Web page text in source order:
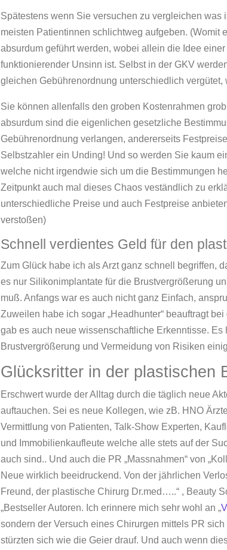
Spätestens wenn Sie versuchen zu vergleichen
meisten Patientinnen schlichtweg aufgeben. (Womit
absurdum geführt werden, wobei allein die Idee
funktionierender Unsinn ist. Selbst in der GKV
gleichen Gebührenordnung unterschiedlich
Sie können allenfalls den groben Kostenrahmen
absurdum sind die eigenlichen gesetzliche
Gebührenordnung verlangen, andererseits
Selbstzahler ein Unding! Und so werden Sie kaum
welche nicht irgendwie sich um die Bestimmungen
Zeitpunkt auch mal dieses Chaos veständlich zu
unterschiedliche Preise und auch Festpreise
verstoßen)
Schnell verdientes Geld für den
Zum Glück habe ich als Arzt ganz schnell begriffen,
es nur Silikonimplantate für die Brustvergrößerung
muß. Anfangs war es auch nicht ganz Einfach,
Zuweilen habe ich sogar „Headhunter“ beauftragt
gab es auch neue wissenschaftliche Erkenntisse.
Brustvergrößerung und Vermeidung von Risiken
Glücksritter in der plastischen
Erschwert wurde der Alltag durch die täglich neue
auftauchen. Sei es neue Kollegen, wie zB. HNO
Vermittlung von Patienten, Talk-Show Experten,
und Immobilienkaufleute welche alle stets auf der
auch sind.. Und auch die PR „Massnahmen“ von
Neue wirklich beeidruckend. Von der jährlichen
Freund, der plastische Chirurg Dr.med…..“ , Beauty
„Bestseller Autoren. Ich erinnere mich sehr wohl an „
sondern der Versuch eines Chirurgen mittels PR
stürzten sich wie die Geier drauf. Und auch wenn